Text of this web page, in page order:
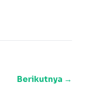
Berikutnya →